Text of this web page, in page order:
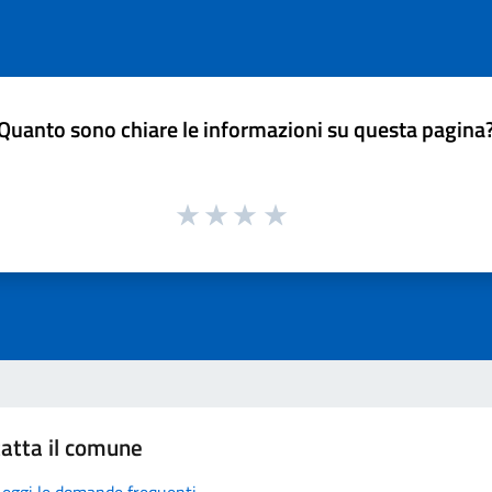
sono chiare le informazioni su questa
il comune